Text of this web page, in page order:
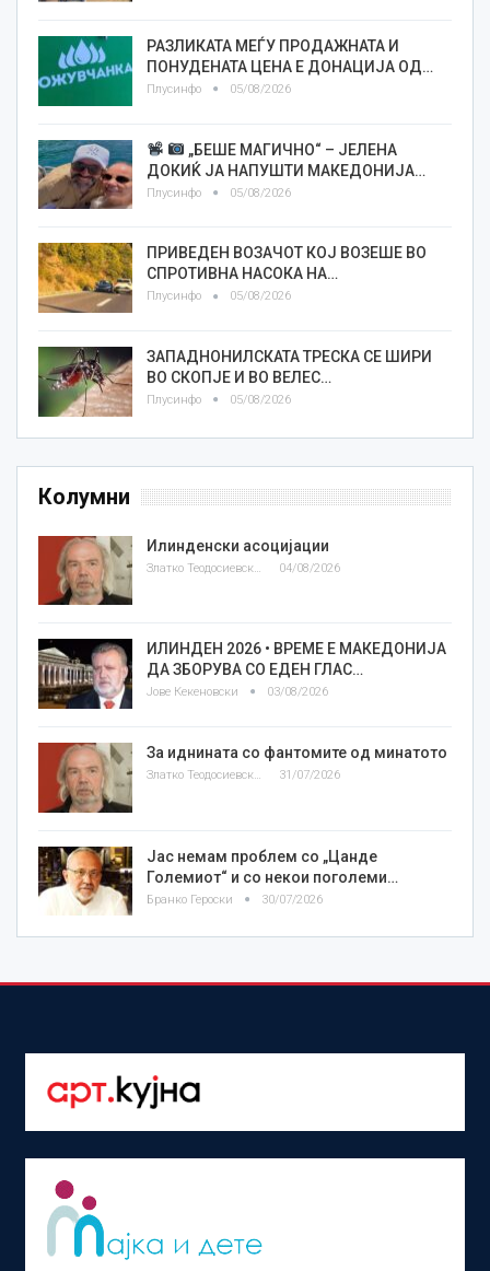
РАЗЛИКАТА МЕЃУ ПРОДАЖНАТА И
ПОНУДЕНАТА ЦЕНА Е ДОНАЦИЈА ОД…
Плусинфо 05/08/2026
„БЕШЕ МАГИЧНО“ – ЈЕЛЕНА
ДОКИЌ ЈА НАПУШТИ МАКЕДОНИЈА…
Плусинфо 05/08/2026
ПРИВЕДЕН ВОЗАЧОТ КОЈ ВОЗЕШЕ ВО
СПРОТИВНА НАСОКА НА…
Плусинфо 05/08/2026
ЗАПАДНОНИЛСКАТА ТРЕСКА СЕ ШИРИ
ВО СКОПЈЕ И ВО ВЕЛЕС…
Плусинфо 05/08/2026
Колумни
Илинденски асоцијации
Златко Теодосиевски 04/08/2026
ИЛИНДЕН 2026 • ВРЕМЕ Е МАКЕДОНИЈА
ДА ЗБОРУВА СО ЕДЕН ГЛАС…
Јове Кекеновски 03/08/2026
За иднината со фантомите од минатото
Златко Теодосиевски 31/07/2026
Јас немам проблем со „Цанде
Големиот“ и со некои поголеми…
Бранко Героски 30/07/2026